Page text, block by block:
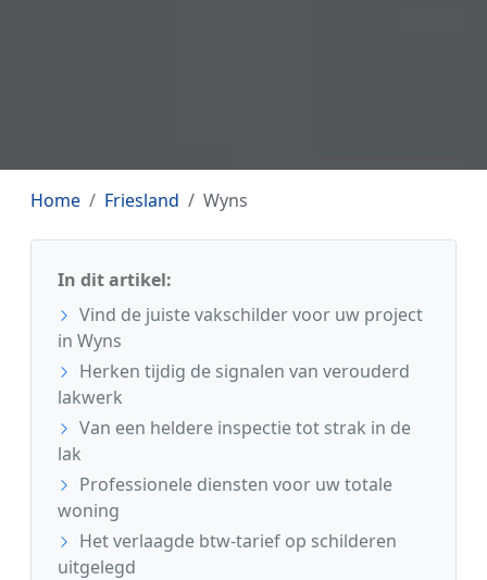
Home Friesland Wyns
In dit artikel:
Vind de juiste vakschilder voor uw project
in Wyns
Herken tijdig de signalen van verouderd
lakwerk
Van een heldere inspectie tot strak in de
lak
Professionele diensten voor uw totale
woning
Het verlaagde btw-tarief op schilderen
uitgelegd